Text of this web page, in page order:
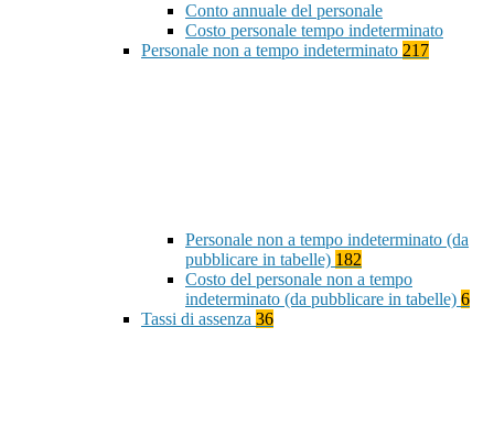
Conto annuale del personale
Costo personale tempo indeterminato
Personale non a tempo indeterminato 217
Personale non a tempo indeterminato (da
pubblicare in tabelle) 182
Costo del personale non a tempo
indeterminato (da pubblicare in tabelle) 6
Tassi di assenza 36